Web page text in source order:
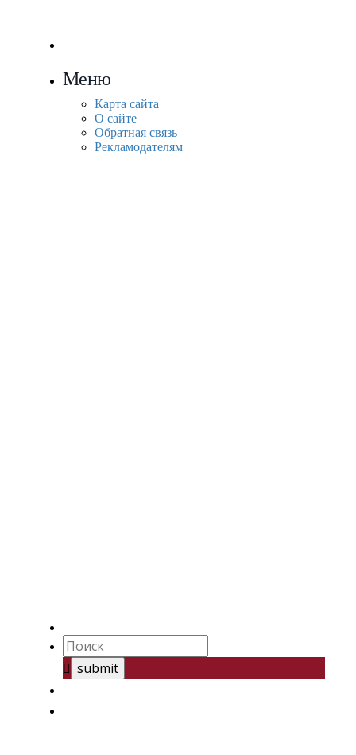
Меню
Карта сайта
О сайте
Обратная связь
Рекламодателям